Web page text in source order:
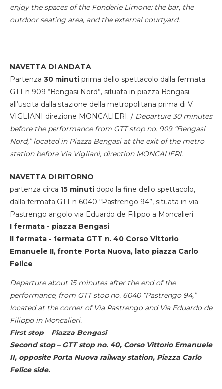
enjoy the spaces of the Fonderie Limone: the bar, the
outdoor seating area, and the external courtyard.
NAVETTA DI ANDATA
Partenza 30 minuti prima dello spettacolo dalla fermata
GTT n 909 “Bengasi Nord”, situata in piazza Bengasi
all’uscita dalla stazione della metropolitana prima di V.
VIGLIANI direzione MONCALIERI. / Departure 30 minutes
before the performance from GTT stop no. 909 “Bengasi
Nord,” located in Piazza Bengasi at the exit of the metro
station before Via Vigliani, direction MONCALIERI.
NAVETTA DI RITORNO
partenza circa 15 minuti dopo la fine dello spettacolo,
dalla fermata GTT n 6040 “Pastrengo 94”, situata in via
Pastrengo angolo via Eduardo de Filippo a Moncalieri
I fermata - piazza Bengasi
II fermata - fermata GTT n. 40 Corso Vittorio
Emanuele II, fronte Porta Nuova, lato piazza Carlo
Felice
Departure about 15 minutes after the end of the
performance, from GTT stop no. 6040 “Pastrengo 94,”
located at the corner of Via Pastrengo and Via Eduardo de
Filippo in Moncalieri.
First stop – Piazza Bengasi
Second stop – GTT stop no. 40, Corso Vittorio Emanuele
II, opposite Porta Nuova railway station, Piazza Carlo
Felice side.